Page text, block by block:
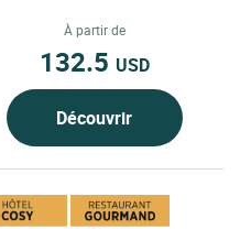
45 min...À partir de
132.5 USD
Découvrir